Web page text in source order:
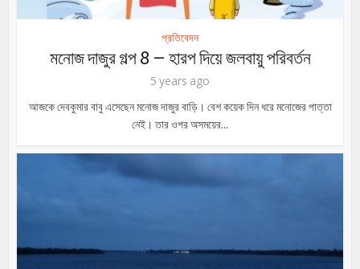
প্রতিবেদন
মনোজ দাজুর গল্প 8 – হারপ দিয়ে জলবায়ু পরিবর্তন
5 years ago
আজকে দেবকুমার বাবু এসেছেন মনোজ দাজুর বাড়ি। বেশ কয়েক দিন ধরে মনোজের পাত্তা
নেই। তার ওপর অসময়ের...